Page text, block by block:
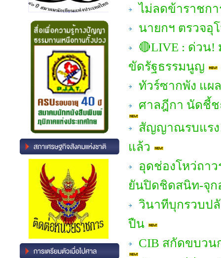
ไม่ลดข้าราชก
นายกฯ ตรวจอุ
🔴LIVE : ด่วน!
ขัดรัฐธรรมนูญ
ทัวร์ซากพัง แผ
ศาลฎีกา นัดชี้ช
สัญญาณรบแรง
แล้ว
อุดช่องโหว่ถาว
ยันปิดชิดสนิท-จุก
วินาทีบุกรวบป
ปืน
CIB สกัดขบวน